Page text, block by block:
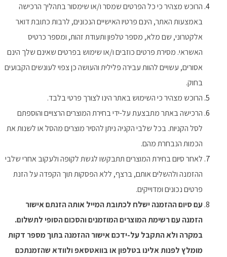
הרוכש מצהיר כי כל הפרטים שמסר ו/או שימסור בתהליך הרכישה
באמצעות האתר, הינם פרטיו האישיים הנכונים, לרבות כתובת דואר
אלקטרוני, שם מלא, מספר טלפון ותעודת זהות, ומספר כרטיס
האשראי. מסירת פרטים כוזבים ו/או שימוש בפרטים שאינם שלך הינם
אסורים, עשויים להוות עבירה פלילית והעושה כן צפוי לעונשים הקבועים
בחוק.
הרוכש מצהיר כי השימוש באתר הינו לצורך פרטי בלבד.
הרכישה באתר מתבצעת על-ידי בחירת המוצרים הרצויים והוספתם
לסל הקניות. בכל שלבי הקניה ניתן להסיר מוצרים מהסל או לשנות את
הכמות הנבחרת מהם.
לאחר סיום בחירת המוצרים תתבקשו לגשת לקופה ולעקוב אחרי שלבי
ההזמנה ולהשלים אותם, ברצף, ללא הפסקות תוך הקפדה על הזנת
פרטים נכונים ומדוייקים.
עם סיום ההזמנה ישלח לכתובת המייל אותה הזנתם אישור
הזמנה עם רשימת המוצרים המוזמנים והסכום הסופי לתשלום.
במקרה ולא התקבל על-ידכם אישור ההזמנה בתוך מספר דקות
מומלץ לפנות אלינו בטלפון או בוואטסאפ ולוודא שהזמנתכם